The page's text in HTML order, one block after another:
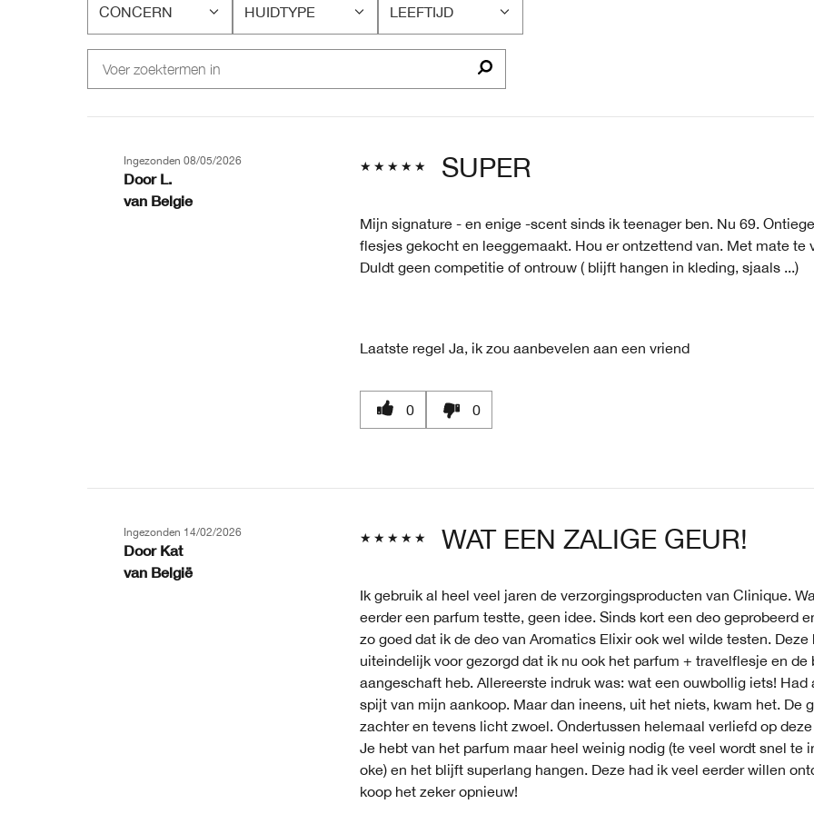
CONCERN
FILTER
CONCERN
HUIDTYPE
FILTER
LEEFTIJD
FILTER
SUPER
Ingezonden 08/05/2026
Door L.
van Belgie
Mijn signature - en enige -scent sinds ik teenager ben. Nu 69.
flesjes gekocht en leeggemaakt. Hou er ontzettend van. Met mate te
Duldt geen competitie of ontrouw ( blijft hangen in kleding, sjaals ...)
Laatste regel Ja, ik zou aanbevelen aan een vriend
0 0
WAT EEN ZALIGE GEUR!
Ingezonden 14/02/2026
Door Kat
van België
Ik gebruik al heel veel jaren de verzorgingsproducten van Clinique.
eerder een parfum testte, geen idee. Sinds kort een deo geprobeerd
zo goed dat ik de deo van Aromatics Elixir ook wel wilde testen. Deze
uiteindelijk voor gezorgd dat ik nu ook het parfum + travelflesje en de
aangeschaft heb. Allereerste indruk was: wat een ouwbollig iets! Had
spijt van mijn aankoop. Maar dan ineens, uit het niets, kwam het. De
zachter en tevens licht zwoel. Ondertussen helemaal verliefd op
Je hebt van het parfum maar heel weinig nodig (te veel wordt snel te
oke) en het blijft superlang hangen. Deze had ik veel eerder willen
koop het zeker opnieuw!